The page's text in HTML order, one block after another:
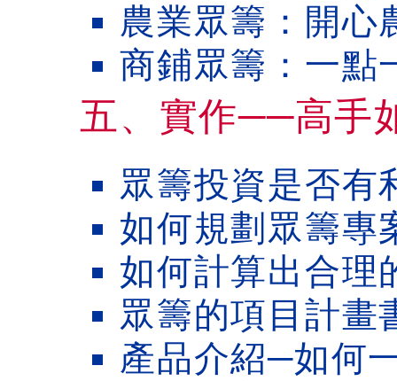
農業眾籌：開心
商鋪眾籌：一點
五、實作──高手
眾籌投資是否有
如何規劃眾籌專
如何計算出合理
眾籌的項目計畫
產品介紹─如何